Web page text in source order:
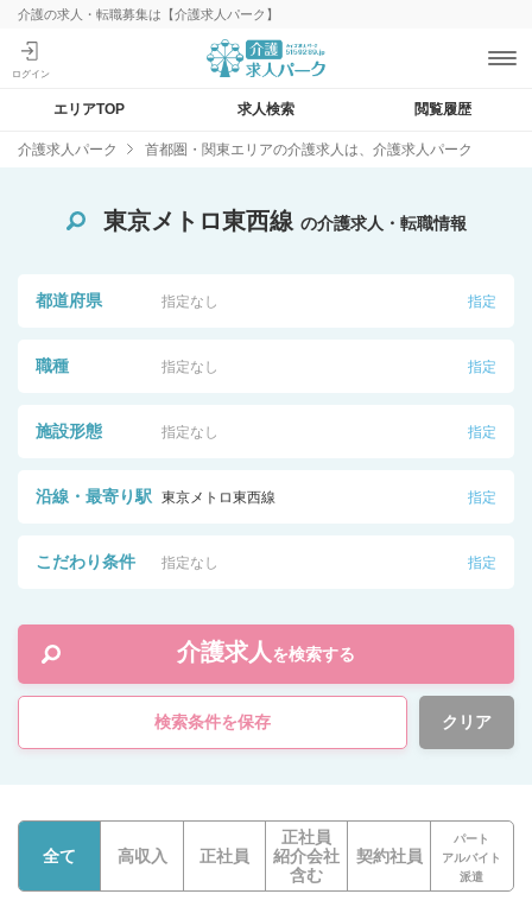
介護の求人・転職募集は【介護求人パーク】
エリアTOP 求人検索 閲覧履歴
介護求人パーク 首都圏・関東エリアの介護求人は、介護求人パーク
東京メトロ東西線 の介護求人・転職情報
都道府県 指定なし 指定
職種 指定なし 指定
施設形態 指定なし 指定
沿線・最寄り駅 東京メトロ東西線 指定
こだわり条件 指定なし 指定
介護求人 を検索する
検索条件を保存 クリア
全て 高収入 正社員
正社員
紹介会社
含む
契約社員
パート
アルバイト
派遣